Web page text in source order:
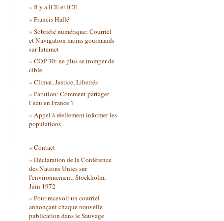
Il y a ICE et ICE
Francis Hallé
Sobriété numérique: Courriel
et Navigation moins gourmands
sur Internet
COP 30: ne plus se tromper de
cible
Climat, Justice, Libertés
Parution: Comment partager
l’eau en France ?
Appel à réellement informer les
populations
Contact
Déclaration de la Conférence
des Nations Unies sur
l'environnement, Stockholm,
Juin 1972
Pour recevoir un courriel
annonçant chaque nouvelle
publication dans le Sauvage